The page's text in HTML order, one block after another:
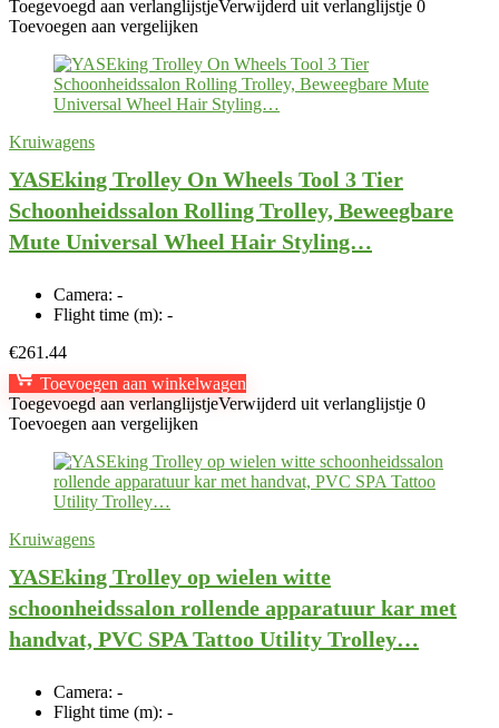
Toegevoegd aan verlanglijstjeVerwijderd uit verlanglijstje 0
Toevoegen aan vergelijken
Kruiwagens
YASEking Trolley On Wheels Tool 3 Tier
Schoonheidssalon Rolling Trolley, Beweegbare
Mute Universal Wheel Hair Styling…
Camera: -
Flight time (m): -
€261.44
Toevoegen aan winkelwagen
Toegevoegd aan verlanglijstjeVerwijderd uit verlanglijstje 0
Toevoegen aan vergelijken
Kruiwagens
YASEking Trolley op wielen witte
schoonheidssalon rollende apparatuur kar met
handvat, PVC SPA Tattoo Utility Trolley…
Camera: -
Flight time (m): -